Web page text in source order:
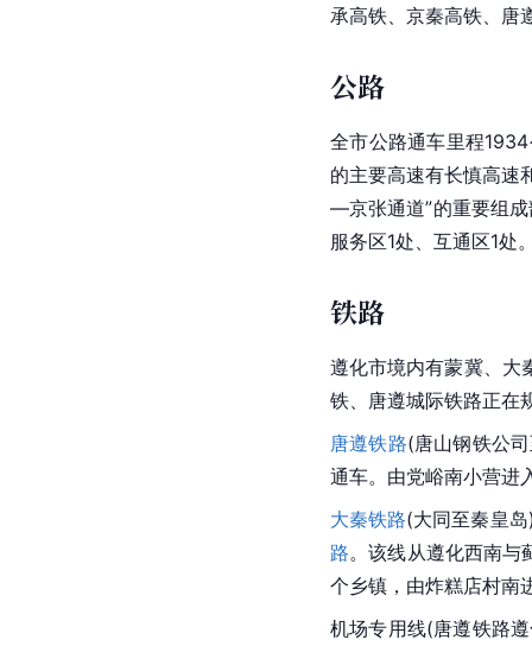
承高铁、京秦高铁、唐
公路
全市公路通车里程
的主要高速有长慎高速
—京张通道”的重要组
服务区1处、互通区1处
铁路
遵化市境内有蒙冀、大
铁、唐遵城际铁路正在
唐遵铁路(唐山钢铁公司
通车。由党峪南小营进
大秦铁路(大同至秦皇岛
路。该线从遵化西南与
个乡镇，由炸糕店村南
机场专用线(唐遵铁路